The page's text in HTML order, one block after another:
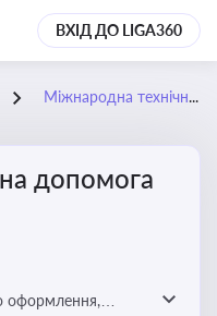
ВХІД ДО LIGA360
Міжнародна технічна допомога
допомога
оформлення,